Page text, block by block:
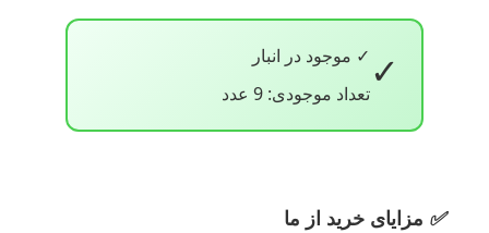
✓ ✓ موجود در انبار
تعداد موجودی: 9 عدد
✅ مزایای خرید از ما